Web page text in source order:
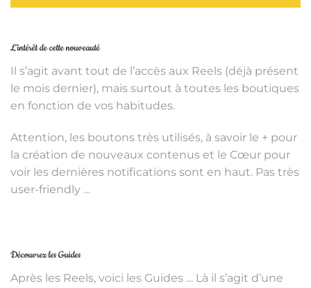
L’intérêt de cette nouveauté
Il s’agit avant tout de l’accès aux Reels (déjà présent
le mois dernier), mais surtout à toutes les boutiques
en fonction de vos habitudes.
Attention, les boutons très utilisés, à savoir le + pour
la création de nouveaux contenus et le Cœur pour
voir les dernières notifications sont en haut. Pas très
user-friendly …
Découvrez les Guides
Après les Reels, voici les Guides … Là il s’agit d’une